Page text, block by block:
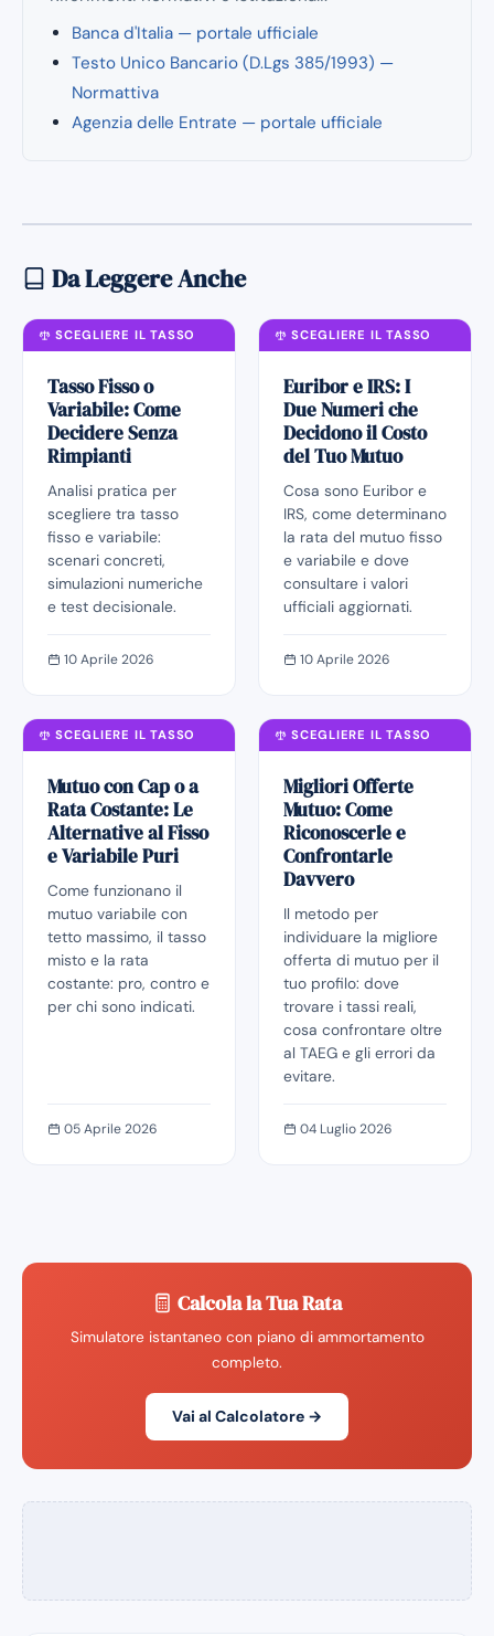
Banca d'Italia — portale ufficiale
Testo Unico Bancario (D.Lgs 385/1993) —
Normattiva
Agenzia delle Entrate — portale ufficiale
Da Leggere Anche
SCEGLIERE IL TASSO
Tasso Fisso o
Variabile: Come
Decidere Senza
Rimpianti
Analisi pratica per
scegliere tra tasso
fisso e variabile:
scenari concreti,
simulazioni numeriche
e test decisionale.
10 Aprile 2026
SCEGLIERE IL TASSO
Euribor e IRS: I
Due Numeri che
Decidono il Costo
del Tuo Mutuo
Cosa sono Euribor e
IRS, come determinano
la rata del mutuo fisso
e variabile e dove
consultare i valori
ufficiali aggiornati.
10 Aprile 2026
SCEGLIERE IL TASSO
Mutuo con Cap o a
Rata Costante: Le
Alternative al Fisso
e Variabile Puri
Come funzionano il
mutuo variabile con
tetto massimo, il tasso
misto e la rata
costante: pro, contro e
per chi sono indicati.
05 Aprile 2026
SCEGLIERE IL TASSO
Migliori Offerte
Mutuo: Come
Riconoscerle e
Confrontarle
Davvero
Il metodo per
individuare la migliore
offerta di mutuo per il
tuo profilo: dove
trovare i tassi reali,
cosa confrontare oltre
al TAEG e gli errori da
evitare.
04 Luglio 2026
Calcola la Tua Rata
Simulatore istantaneo con piano di ammortamento
completo.
Vai al Calcolatore →